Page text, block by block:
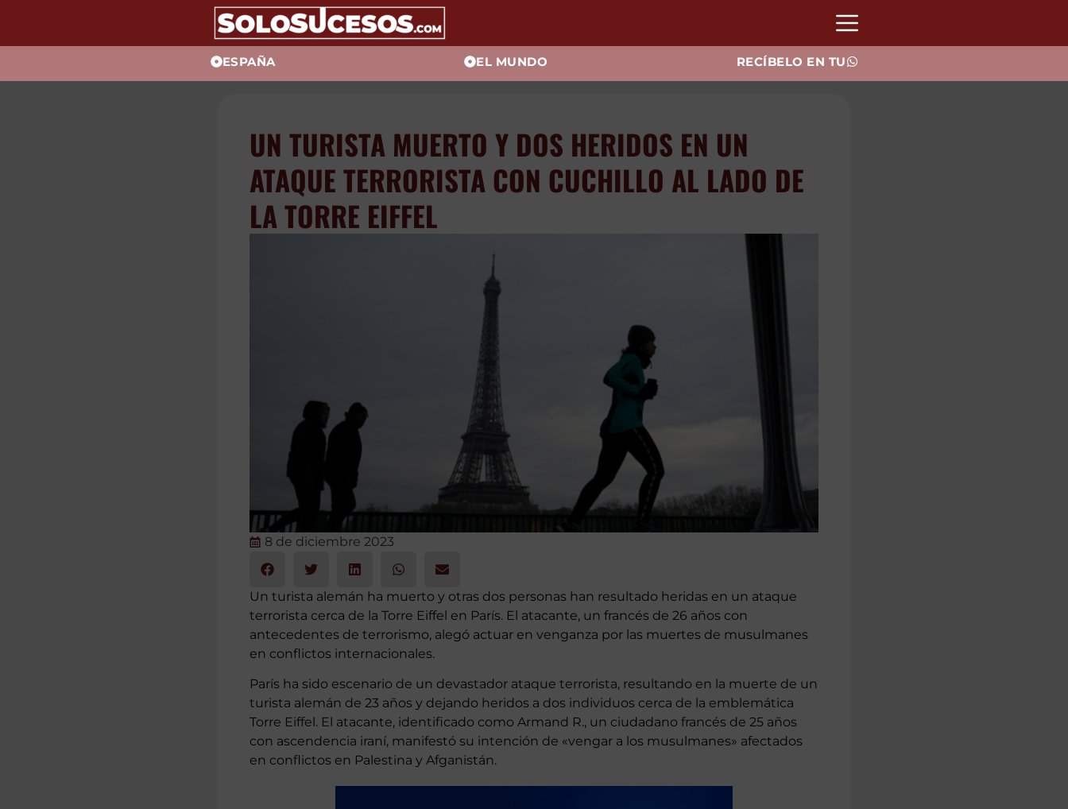
ESPAÑA EL MUNDO RECÍBELO EN TU
UN TURISTA MUERTO Y DOS HERIDOS EN
UN ATAQUE TERRORISTA CON CUCHILLO
AL LADO DE LA TORRE EIFFEL
8 de diciembre 2023
Un turista alemán ha muerto y otras dos personas han resultado heridas en un ataque
terrorista cerca de la Torre Eiffel en París. El atacante, un francés de 26 años con
antecedentes de terrorismo, alegó actuar en venganza por las muertes de musulmanes
en conflictos internacionales.
París ha sido escenario de un devastador ataque terrorista, resultando en la muerte de un
turista alemán de 23 años y dejando heridos a dos individuos cerca de la emblemática
Torre Eiffel. El atacante, identificado como Armand R., un ciudadano francés de 25 años
con ascendencia iraní, manifestó su intención de «vengar a los musulmanes» afectados
en conflictos en Palestina y Afganistán.